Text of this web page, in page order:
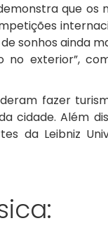
que os
sonhos ainda
no exterior”,
fazer
cidade. Além
da Leibniz